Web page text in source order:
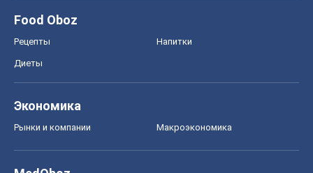
Food Oboz
Рецепты Напитки
Диеты
Экономика
Рынки и компании Mакроэкономика